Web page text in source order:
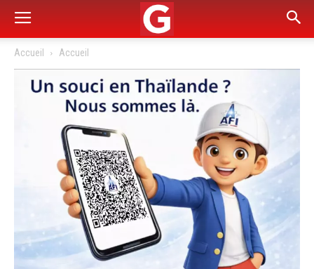
Accueil Accueil